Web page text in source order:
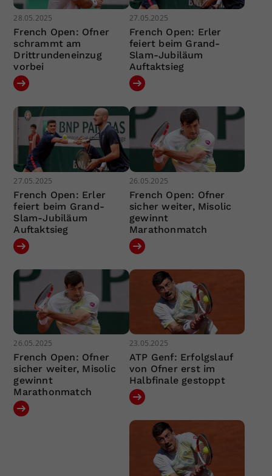
28.05.2025
French Open: Ofner
schrammt am
Drittrundeneinzug
vorbei
27.05.2025
French Open: Erler
feiert beim Grand-
Slam-Jubiläum
Auftaktsieg
27.05.2025
French Open: Erler
feiert beim Grand-
Slam-Jubiläum
Auftaktsieg
26.05.2025
French Open: Ofner
sicher weiter, Misolic
gewinnt
Marathonmatch
26.05.2025
French Open: Ofner
sicher weiter, Misolic
gewinnt
Marathonmatch
23.05.2025
ATP Genf: Erfolgslauf
von Ofner erst im
Halbfinale gestoppt